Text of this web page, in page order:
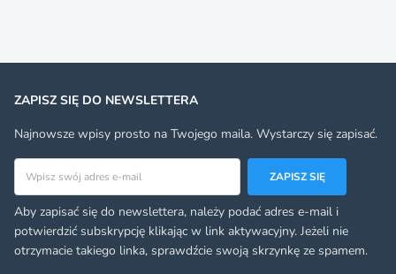
ZAPISZ SIĘ DO NEWSLETTERA
Najnowsze wpisy prosto na Twojego maila. Wystarczy się zapisać.
Adres email
ZAPISZ SIĘ
Aby zapisać się do newslettera, należy podać adres e-mail i
potwierdzić subskrypcję klikając w link aktywacyjny. Jeżeli nie
otrzymacie takiego linka, sprawdźcie swoją skrzynkę ze spamem.